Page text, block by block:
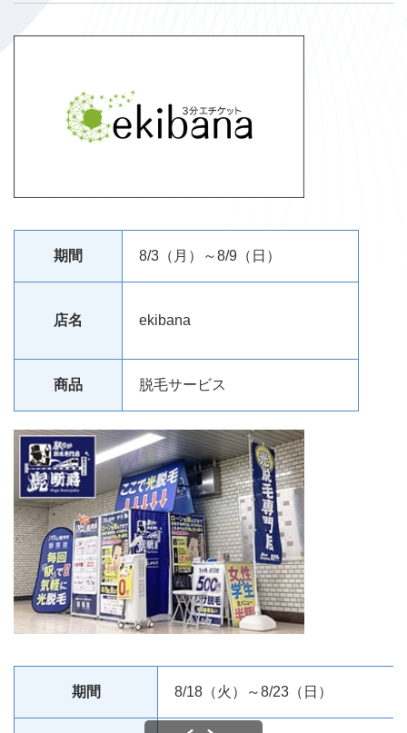
期間 8/3（月）～8/9（日）
店名 ekibana
商品 脱毛サービス
期間 8/18（火）～8/23（日）